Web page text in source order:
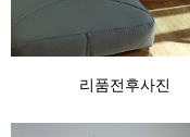
리품전후사진